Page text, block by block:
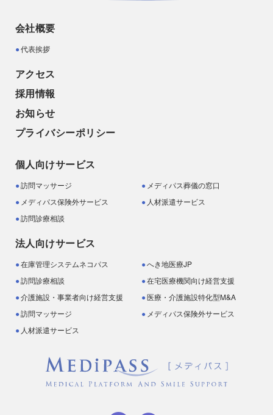
会社概要
代表挨拶
アクセス
採用情報
お知らせ
プライバシーポリシー
個人向けサービス
訪問マッサージ
メディパス葬儀の窓口
メディパス保険外サービス
人材派遣サービス
訪問診療相談
法人向けサービス
在庫管理システムネコパス
へき地医療JP
訪問診療相談
在宅医療機関向け経営支援
介護施設・事業者向け経営支援
医療・介護施設特化型M&A
訪問マッサージ
メディパス保険外サービス
人材派遣サービス